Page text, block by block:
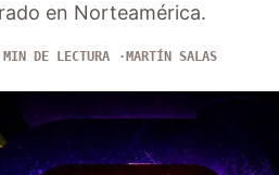
en Norteamérica.
DE LECTURA MARTÍN SALAS